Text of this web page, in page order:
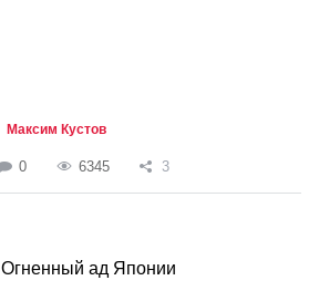
Максим Кустов
0 6345 3
Огненный ад Японии